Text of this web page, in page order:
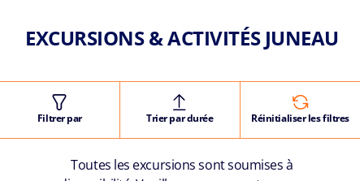
EXCURSIONS & ACTIVITÉS JUNEAU
Filtrer par Trier par durée Réinitialiser les filtres
Toutes les excursions sont soumises à